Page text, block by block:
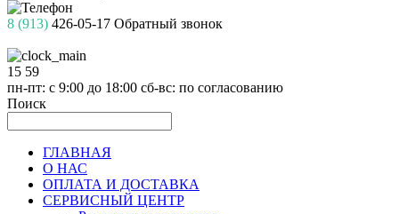
8 (913) 426-05-17 Обратный звонок
15 59
пн-пт: с 9:00 до 18:00 сб-вс: по согласованию
Поиск
ГЛАВНАЯ
О НАС
ОПЛАТА И ДОСТАВКА
СЕРВИСНЫЙ ЦЕНТР